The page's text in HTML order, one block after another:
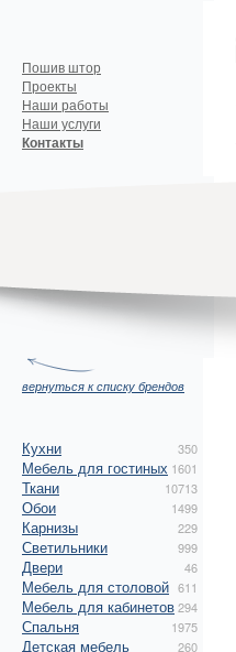
Пошив штор
Проекты
Наши работы
Наши услуги
Контакты
вернуться к списку брендов
Кухни 350
Мебель для гостиных 1601
Ткани 10713
Обои 1499
Карнизы 229
Светильники 999
Двери 46
Мебель для столовой 611
Мебель для кабинетов294
Спальня 1975
Детская мебель 260